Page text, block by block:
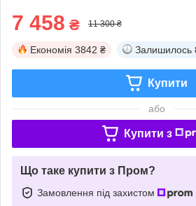
7 458 ₴ 11 300 ₴
Економія 3842 ₴ Залишилось
Купити
або
Купити з
Що таке купити з Пром?
Замовлення під захистом